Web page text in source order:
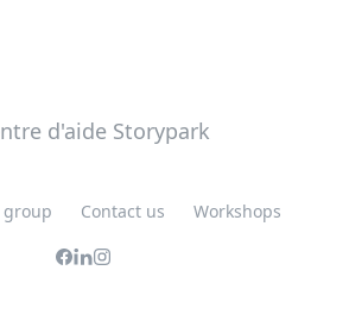
group Contact us Workshops